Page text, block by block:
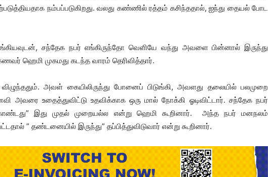
நம்பப்படுகிறது. வலது கண்ணில் ரத்தம் கசிந்ததால், ஐந்து தையல் போட
சந்தேக நபர் எங்கிருந்தோ வெளியே வந்து அவளை பின்னால் இருந்து
ஹெமி முகமது கடந்த வாரம் தெரிவித்தார்.
அவள் கையிலிருந்து போனைப் பிடுங்கி, அவளது தலையில் பலமுறை
அவரை உதைத்துவிட்டு உதவிக்காக ஒரு மால் நோக்கி ஓடிவிட்டார். சந்தேக நபர்
இது முதல் முறையல்ல என்று ஹெமி கூறினார். அந்த நபர் மனநலம்
” தண்டனையில் இருந்து” தப்பித்துவிடுவார் என்று கூறினார்.